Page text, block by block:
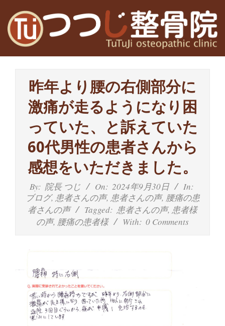
content
高
槻
富
茨
木
の
整
体
肩
こ
り
昨年より腰の右側部分に
激痛が走るようになり困
っていた、と訴えていた
60代男性の患者さんから
感想をいただきました。
By: 院長 つじ On: 2024年9月30日
In:
ブログ, 患者さんの声, 患者さんの声, 腰痛の患
者さんの声
Tagged: 患者さんの声, 患者様
の声, 腰痛の患者様 With: 0 Comments